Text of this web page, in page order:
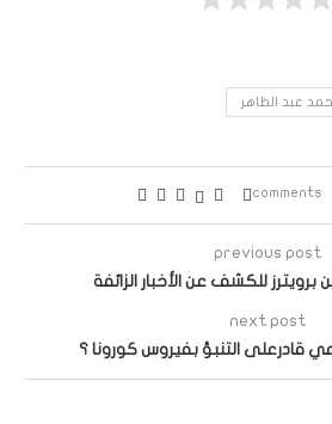
عبد الظاهر
previous post
للكشف عن الأخبار الزائفة
next post
قادرعلى التنبؤ بفيروس كورونا ؟